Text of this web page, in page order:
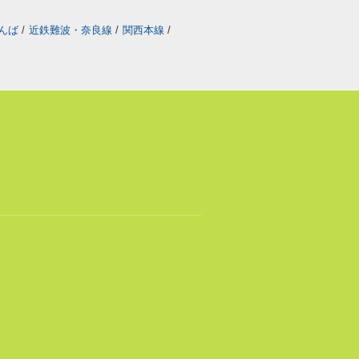
ば / 近鉄難波・奈良線 / 関西本線 /